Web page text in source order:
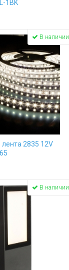
1BK
2835 12V
В наличии
В наличии